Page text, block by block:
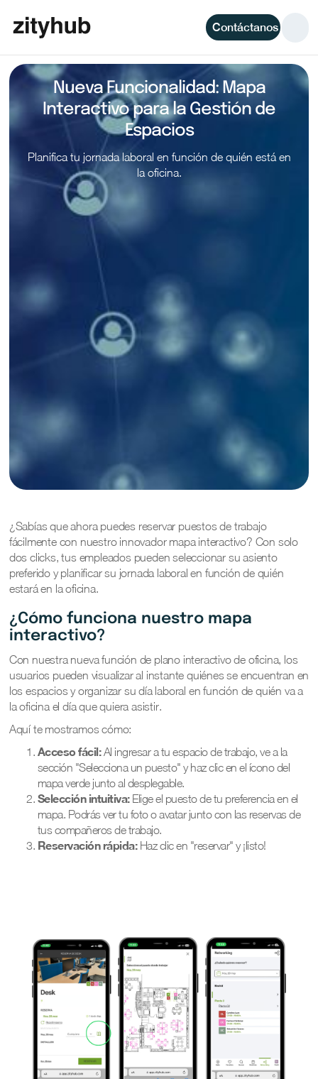
Contáctanos
Nueva Funcionalidad: Mapa
Interactivo para la Gestión de
Espacios
Planifica tu jornada laboral en función de quién está en
la oficina.
¿Sabías que ahora puedes reservar puestos de trabajo
fácilmente con nuestro innovador mapa interactivo? Con solo
dos clicks, tus empleados pueden seleccionar su asiento
preferido y planificar su jornada laboral en función de quién
estará en la oficina.
¿Cómo funciona nuestro mapa
interactivo?
Con nuestra nueva función de plano interactivo de oficina, los
usuarios pueden visualizar al instante quiénes se encuentran en
los espacios y organizar su día laboral en función de quién va a
la oficina el día que quiera asistir.
Aquí te mostramos cómo:
Acceso fácil:Al ingresar a tu espacio de trabajo, ve a la
sección "Selecciona un puesto" y haz clic en el ícono del
mapa verde junto al desplegable.
Selección intuitiva:Elige el puesto de tu preferencia en el
mapa. Podrás ver tu foto o avatar junto con las reservas de
tus compañeros de trabajo.
Reservación rápida:Haz clic en "reservar" y ¡listo!